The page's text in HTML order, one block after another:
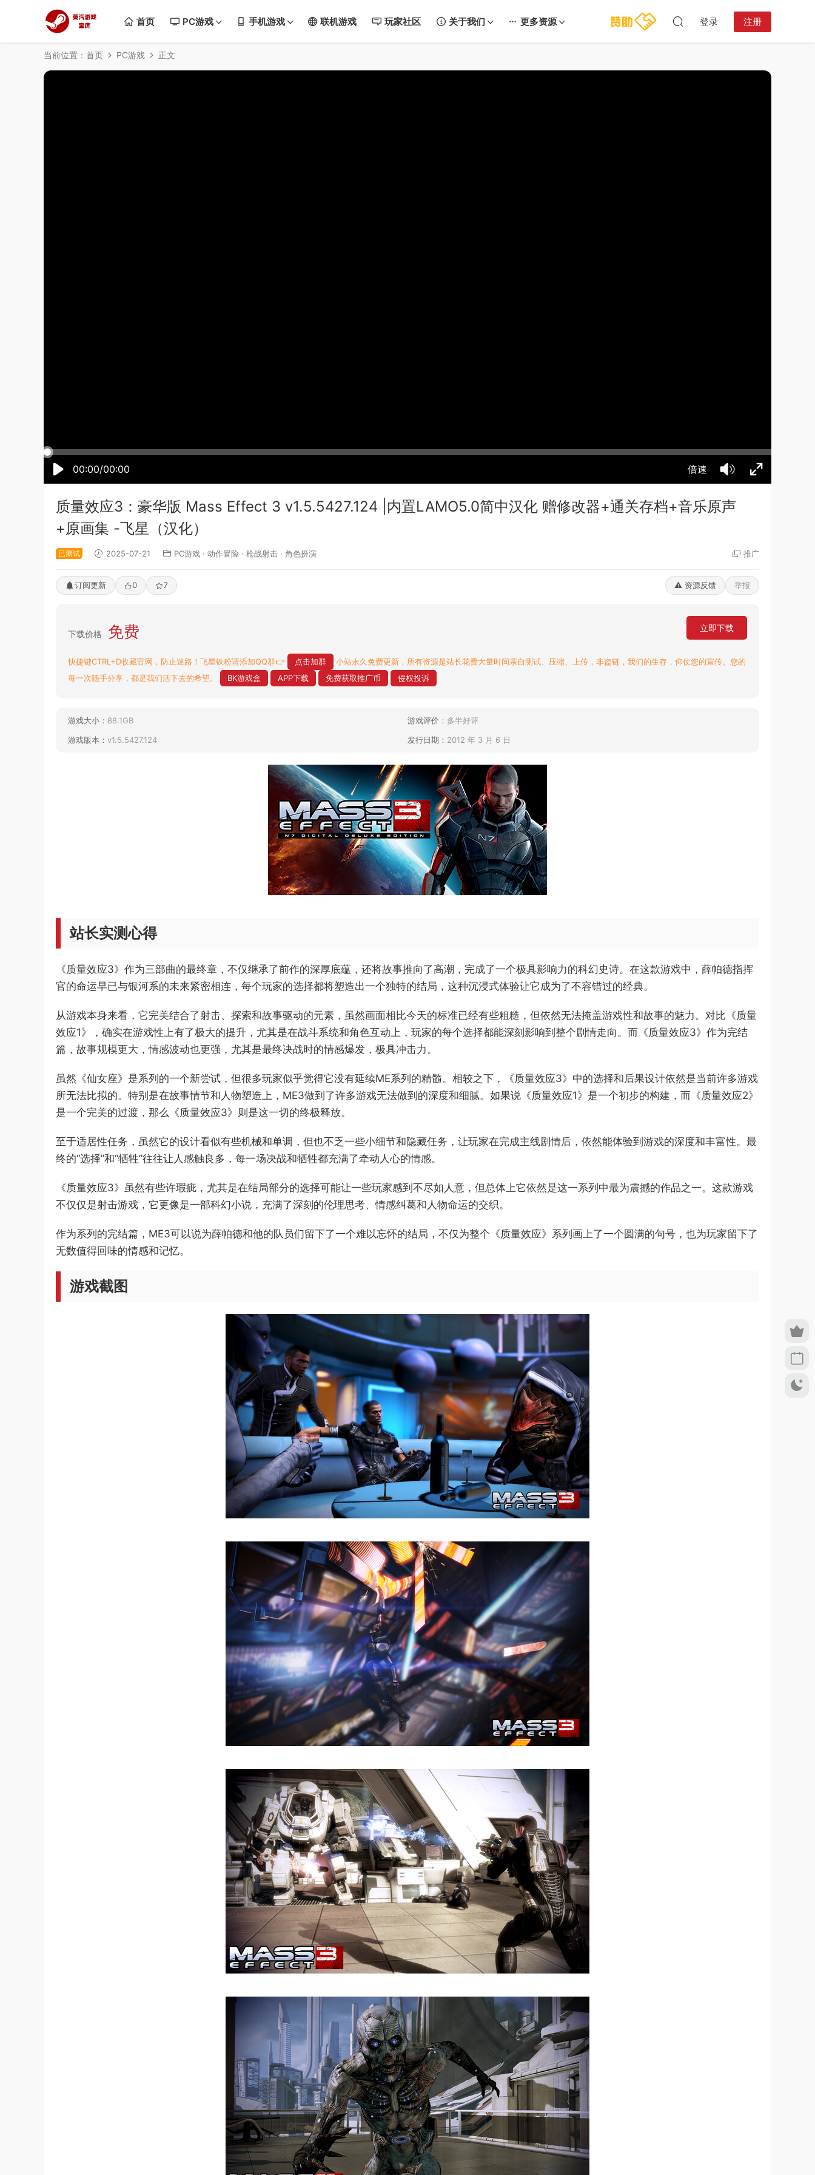
首页 PC游戏 手机游戏 联机游戏 玩家社区 关于我们 更多资源 登录 注册
当前位置： 首页 PC游戏 正文
00:00/00:00 倍速
50% 75% 100%
质量效应3：豪华版 Mass Effect 3 v1.5.5427.124 |内置LAMO5.0简中汉化 赠修改器+通关存档+音乐原声
+原画集 -飞星（汉化）
已测试 2025-07-21 PC游戏 · 动作冒险 · 枪战射击 · 角色扮演 推广
订阅更新 0 7 ⚠️ 资源反馈 举报
下载价格 免费 立即下载
快捷键CTRL+D收藏官网，防止迷路！飞星铁粉请添加QQ群👉 点击加群
小站永久免费更新，所有资源是站长花费大量时间亲自测试、压缩、上传，非盗链，我们的生存，仰仗您的宣传。您的
每一次随手分享，都是我们活下去的希望。
BK游戏盒 APP下载 免费获取推广币 侵权投诉
游戏大小： 88.1GB 游戏评价： 多半好评
游戏版本： v1.5.5427.124 发行日期： 2012 年 3 月 6 日
站长实测心得
《质量效应3》作为三部曲的最终章，不仅继承了前作的深厚底蕴，还将故事推向了高潮，完成了一个极具影响力的科幻史诗。在这款游戏中，薛帕德指挥
官的命运早已与银河系的未来紧密相连，每个玩家的选择都将塑造出一个独特的结局，这种沉浸式体验让它成为了不容错过的经典。
从游戏本身来看，它完美结合了射击、探索和故事驱动的元素，虽然画面相比今天的标准已经有些粗糙，但依然无法掩盖游戏性和故事的魅力。对比《质量
效应1》，确实在游戏性上有了极大的提升，尤其是在战斗系统和角色互动上，玩家的每个选择都能深刻影响到整个剧情走向。而《质量效应3》作为完结
篇，故事规模更大，情感波动也更强，尤其是最终决战时的情感爆发，极具冲击力。
虽然《仙女座》是系列的一个新尝试，但很多玩家似乎觉得它没有延续ME系列的精髓。相较之下，《质量效应3》中的选择和后果设计依然是当前许多游戏
所无法比拟的。特别是在故事情节和人物塑造上，ME3做到了许多游戏无法做到的深度和细腻。如果说《质量效应1》是一个初步的构建，而《质量效应2》
是一个完美的过渡，那么《质量效应3》则是这一切的终极释放。
至于适居性任务，虽然它的设计看似有些机械和单调，但也不乏一些小细节和隐藏任务，让玩家在完成主线剧情后，依然能体验到游戏的深度和丰富性。最
终的“选择”和“牺牲”往往让人感触良多，每一场决战和牺牲都充满了牵动人心的情感。
《质量效应3》虽然有些许瑕疵，尤其是在结局部分的选择可能让一些玩家感到不尽如人意，但总体上它依然是这一系列中最为震撼的作品之一。这款游戏
不仅仅是射击游戏，它更像是一部科幻小说，充满了深刻的伦理思考、情感纠葛和人物命运的交织。
作为系列的完结篇，ME3可以说为薛帕德和他的队员们留下了一个难以忘怀的结局，不仅为整个《质量效应》系列画上了一个圆满的句号，也为玩家留下了
无数值得回味的情感和记忆。
游戏截图